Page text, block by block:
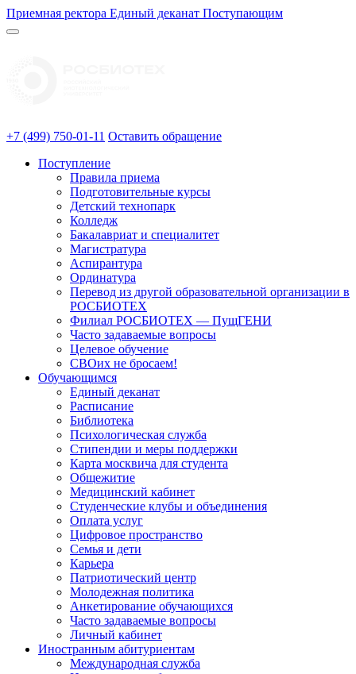
Приемная ректора Единый деканат Поступающим
+7 (499) 750-01-11 Оставить обращение
Поступление
Правила приема
Подготовительные курсы
Детский технопарк
Колледж
Бакалавриат и специалитет
Магистратура
Аспирантура
Ординатура
Перевод из другой образовательной организации в
РОСБИОТЕХ
Филиал РОСБИОТЕХ — ПущГЕНИ
Часто задаваемые вопросы
Целевое обучение
СВОих не бросаем!
Обучающимся
Единый деканат
Расписание
Библиотека
Психологическая служба
Стипендии и меры поддержки
Карта москвича для студента
Общежитие
Медицинский кабинет
Студенческие клубы и объединения
Оплата услуг
Цифровое пространство
Семья и дети
Карьера
Патриотический центр
Молодежная политика
Анкетирование обучающихся
Часто задаваемые вопросы
Личный кабинет
Иностранным абитуриентам
Международная служба